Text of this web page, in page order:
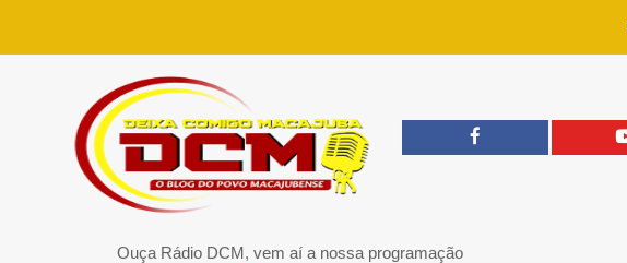
Ouça Rádio DCM, vem aí a nossa programação